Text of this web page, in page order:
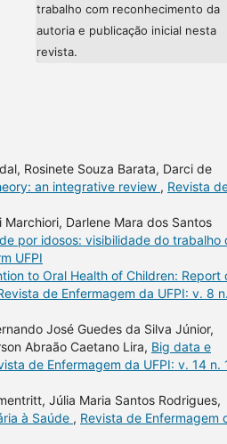
trabalho com reconhecimento da
autoria e publicação inicial nesta
revista.
Rosinete Souza Barata, Darci de
an integrative review , Revista
Darlene Mara dos Santos
por idosos: visibilidade do trabalho
UFPI
to Oral Health of Children: Report
de Enfermagem da UFPI: v. 8 n.
José Guedes da Silva Júnior,
Abraão Caetano Lira, Big data e
de Enfermagem da UFPI: v. 14 n.
Júlia Maria Santos Rodrigues,
à Saúde , Revista de Enfermagem